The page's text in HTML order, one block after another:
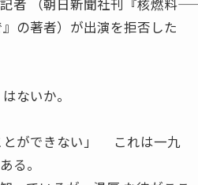
の著者）が出演を拒否した
ないか。
とができない」 これは一九
る。